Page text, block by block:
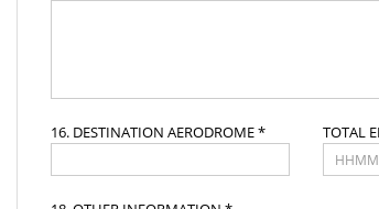
16. DESTINATION AERODROME * TOTAL